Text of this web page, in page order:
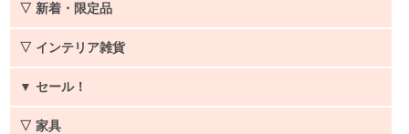
▽ 新着・限定品
▽ インテリア雑貨
▼ セール！
▽ 家具